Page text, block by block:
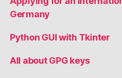
Germany
Python GUI with Tkinter
All about GPG keys